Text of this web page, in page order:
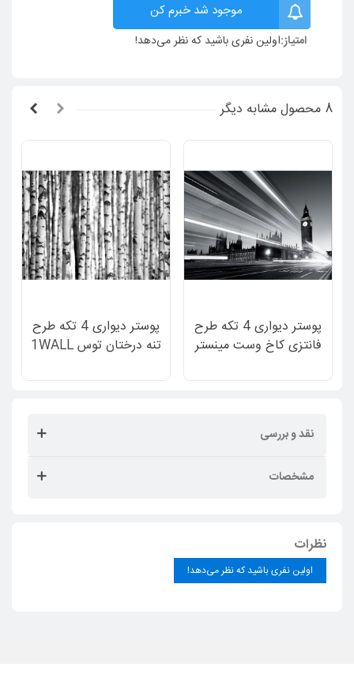
موجود شد خبرم کن
امتیاز:اولین نفری باشید که نظر می‌دهد!
8 محصول مشابه دیگر
پوستر دیواری 4 تکه طرح
فانتزی کاخ وست مینستر
پوستر دیواری 4 تکه طرح
تنه درختان توس 1WALL
نقد و بررسی
مشخصات
نظرات
اولین نفری باشید که نظر می‌دهد!